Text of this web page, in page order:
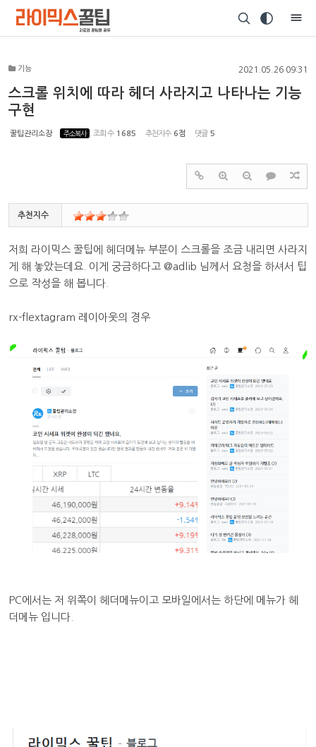
기능 2021.05.26 09:31
스크롤 위치에 따라 헤더 사라지고 나타나는 기능
구현
꿀팁관리소장 주소복사 조회 수 1685 추천지수 6점 댓글 5
추천지수
저희 라이믹스 꿀팁에 헤더메뉴 부분이 스크롤을 조금 내리면 사라지
게 해 놓았는데요. 이게 궁금하다고 @adlib 님께서 요청을 하셔서 팁
으로 작성을 해 봅니다.
rx-flextagram 레이아웃의 경우
PC에서는 저 위쪽이 헤더메뉴이고 모바일에서는 하단에 메뉴가 헤
더메뉴 입니다.
Sketchbook5, 스케치북5
Sketchbook5, 스케치북5